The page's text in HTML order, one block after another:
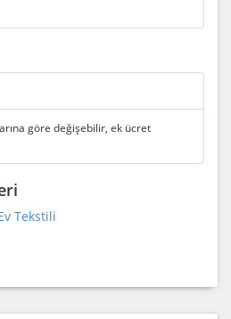
göre değişebilir, ek ücret
Tekstili